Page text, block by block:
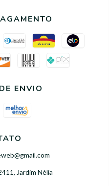
ENVIO
Jardim Nélia